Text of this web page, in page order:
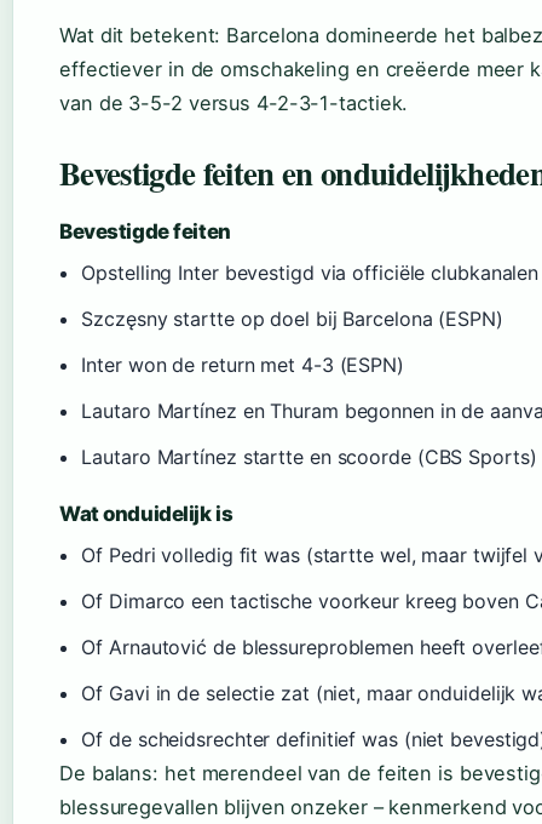
Wat dit betekent: Barcelona domineerde het
effectiever in de omschakeling en creëerde meer
van de 3-5-2 versus 4-2-3-1-tactiek.
Bevestigde feiten en
Bevestigde feiten
Opstelling Inter bevestigd via officiële
Szczęsny startte op doel bij Barcelona (ESPN)
Inter won de return met 4-3 (ESPN)
Lautaro Martínez en Thuram begonnen in de
Lautaro Martínez startte en scoorde (CBS Sports)
Wat onduidelijk is
Of Pedri volledig fit was (startte wel, maar twijfel
Of Dimarco een tactische voorkeur kreeg boven
Of Arnautović de blessureproblemen heeft
Of Gavi in de selectie zat (niet, maar onduidelijk
Of de scheidsrechter definitief was (niet
De balans: het merendeel van de feiten is
blessuregevallen blijven onzeker – kenmerkend